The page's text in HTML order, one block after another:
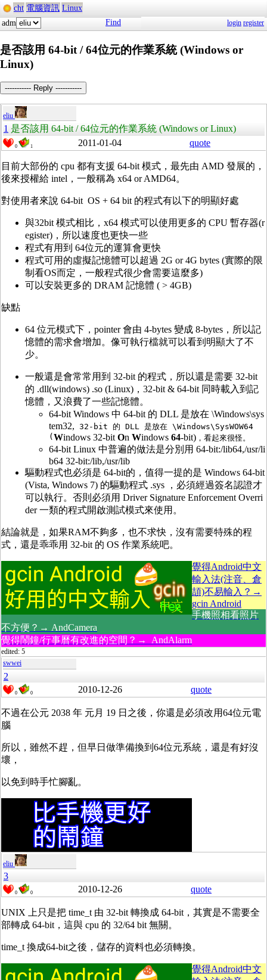
cht 電腦資訊 Linux
adm
Find login register
是否該用 64-bit / 64位元的作業系統 (Windows or
Linux)
----------- Reply -----------
eliu
1 是否該用 64-bit / 64位元的作業系統 (Windows or Linux)
0 1 2011-01-04 quote
目前大部份的 cpu 都有支援 64-bit 模式，最先由 AMD 發展的，
後來授權給 intel，一般稱為 x64 or AMD64。
對使用者來說 64-bit OS + 64 bit 的程式有以下的明顯好處
與32bit 模式相比，x64 模式可以使用更多的 CPU 暫存器(r
egister)，所以速度也更快一些
程式有用到 64位元的運算會更快
程式可用的虛擬記憶體可以超過 2G or 4G bytes (實際的限
制看OS而定，一般程式很少會需要這麼多)
可以安裝更多的 DRAM 記憶體 ( > 4GB)
缺點
64 位元模式下，pointer 會由 4-bytes 變成 8-bytes，所以記
憶體的需求會增加。像可執行檔就可以看到明顯大了不
少。
一般還是會常常用到 32-bit 的程式，所以還是需要 32-bit
的 .dll(windows) .so (Linux)，32-bit & 64-bit 同時載入到記
憶體，又浪費了一些記憶體。
64-bit Windows 中 64-bit 的 DLL 是放在 \Windows\sys
tem32, 32-bit 的 DLL 是放在 \Windows\SysWOW64
(Windows 32-bitOn Windows 64-bit) ，看起來很怪。
64-bit Linux 中普遍的做法是分別用 64-bit:/lib64,/usr/li
b64 32-bit:/lib,/usr/lib
驅動程式也必須是 64-bit的，值得一提的是 Windows 64-bit
(Vista, Windows 7) 的驅動程式 .sys ，必須經過簽名認證才
可以執行。否則必須用 Driver Signature Enforcement Overri
der 一類的程式開啟測試模式來使用。
結論就是，如果RAM不夠多，也不求快，沒有需要特殊的程
式，還是乖乖用 32-bit 的 OS 作業系統吧。
覺得Android中文
輸入法(注音、倉
頡)不易輸入？→
gcin Android
手機照相看照片
不方便？→ AndCamera
覺得鬧鐘/行事曆有改進的空間？→ AndAlarm
edited: 5
swwei
2
0 0 2010-12-26 quote
不過在公元 2038 年 元月 19 日之後，你還是必須改用64位元電
腦
所以，雖然不趕，但早日做準備換到64位元系統，還是有好沒
壞，
以免到時手忙腳亂。
eliu
3
0 0 2010-12-26 quote
UNIX 上只是把 time_t 由 32-bit 轉換成 64-bit，其實是不需要全
部轉成 64-bit，這與 cpu 的 32/64 bit 無關。
time_t 換成64-bit之後，儲存的資料也必須轉換。
覺得Android中文